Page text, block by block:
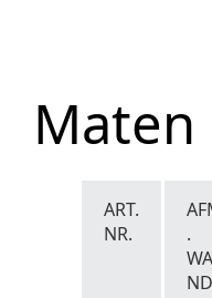
ART.
NR.
.
WA
ND